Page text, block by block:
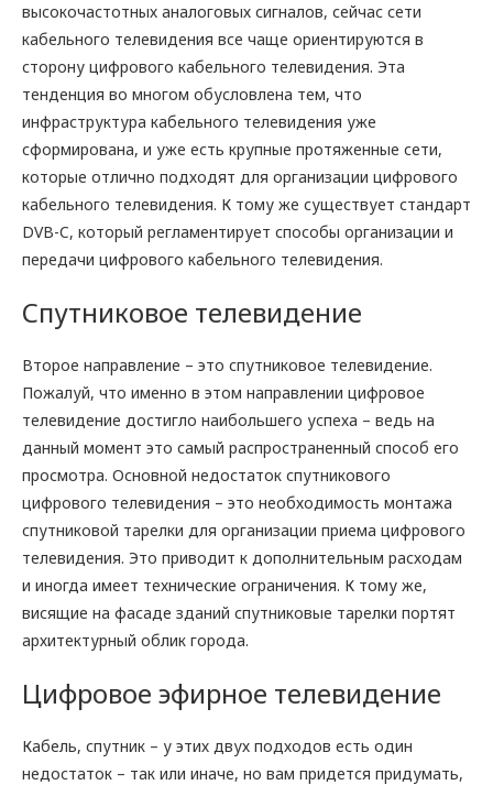
высокочастотных аналоговых сигналов, сейчас сети
кабельного телевидения все чаще ориентируются в
сторону цифрового кабельного телевидения. Эта
тенденция во многом обусловлена тем, что
инфраструктура кабельного телевидения уже
сформирована, и уже есть крупные протяженные сети,
которые отлично подходят для организации цифрового
кабельного телевидения. К тому же существует стандарт
DVB-C, который регламентирует способы организации и
передачи цифрового кабельного телевидения.
Спутниковое телевидение
Второе направление – это спутниковое телевидение.
Пожалуй, что именно в этом направлении цифровое
телевидение достигло наибольшего успеха – ведь на
данный момент это самый распространенный способ его
просмотра. Основной недостаток спутникового
цифрового телевидения – это необходимость монтажа
спутниковой тарелки для организации приема цифрового
телевидения. Это приводит к дополнительным расходам
и иногда имеет технические ограничения. К тому же,
висящие на фасаде зданий спутниковые тарелки портят
архитектурный облик города.
Цифровое эфирное телевидение
Кабель, спутник – у этих двух подходов есть один
недостаток – так или иначе, но вам придется придумать,